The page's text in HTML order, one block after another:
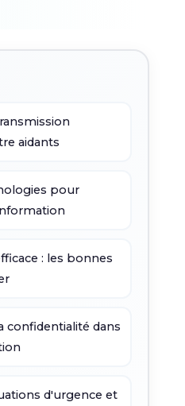
aidants
pour
: les bonnes
confidentialité dans
d'urgence et